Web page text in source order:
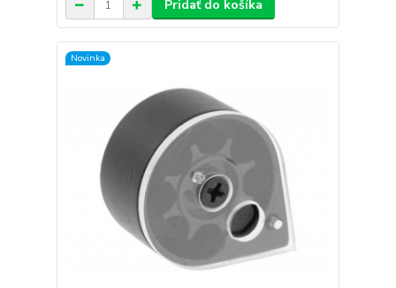
Pridať do košíka
Novinka